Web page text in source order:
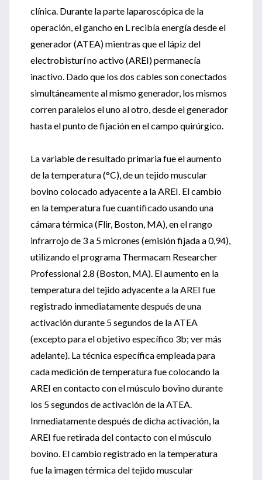
clínica. Durante la parte laparoscópica de la
operación, el gancho en L recibía energía desde el
generador (ATEA) mientras que el lápiz del
electrobisturí no activo (AREI) permanecía
inactivo. Dado que los dos cables son conectados
simultáneamente al mismo generador, los mismos
corren paralelos el uno al otro, desde el generador
hasta el punto de fijación en el campo quirúrgico.
La variable de resultado primaria fue el aumento
de la temperatura (°C), de un tejido muscular
bovino colocado adyacente a la AREI. El cambio
en la temperatura fue cuantificado usando una
cámara térmica (Flir, Boston, MA), en el rango
infrarrojo de 3 a 5 micrones (emisión fijada a 0,94),
utilizando el programa Thermacam Researcher
Professional 2.8 (Boston, MA). El aumento en la
temperatura del tejido adyacente a la AREI fue
registrado inmediatamente después de una
activación durante 5 segundos de la ATEA
(excepto para el objetivo específico 3b; ver más
adelante). La técnica específica empleada para
cada medición de temperatura fue colocando la
AREI en contacto con el músculo bovino durante
los 5 segundos de activación de la ATEA.
Inmediatamente después de dicha activación, la
AREI fue retirada del contacto con el músculo
bovino. El cambio registrado en la temperatura
fue la imagen térmica del tejido muscular